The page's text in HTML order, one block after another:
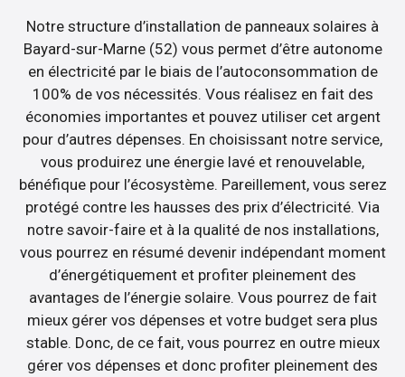
Notre structure d’installation de panneaux solaires à
Bayard-sur-Marne (52) vous permet d’être autonome
en électricité par le biais de l’autoconsommation de
100% de vos nécessités. Vous réalisez en fait des
économies importantes et pouvez utiliser cet argent
pour d’autres dépenses. En choisissant notre service,
vous produirez une énergie lavé et renouvelable,
bénéfique pour l’écosystème. Pareillement, vous serez
protégé contre les hausses des prix d’électricité. Via
notre savoir-faire et à la qualité de nos installations,
vous pourrez en résumé devenir indépendant moment
d’énergétiquement et profiter pleinement des
avantages de l’énergie solaire. Vous pourrez de fait
mieux gérer vos dépenses et votre budget sera plus
stable. Donc, de ce fait, vous pourrez en outre mieux
gérer vos dépenses et donc profiter pleinement des